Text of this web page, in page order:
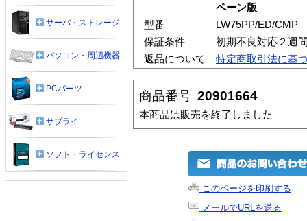
ペーン版
型番
LW75PP/ED/CMP
保証条件
初期不良対応２週
返品について
特定商取引法に基
商品番号 20901664
本商品は販売を終了しました
このページを印刷する
メールでURLを送る
サーバ・ストレージ
パソコン・周辺機器
PCパーツ
サプライ
ソフト・ライセンス